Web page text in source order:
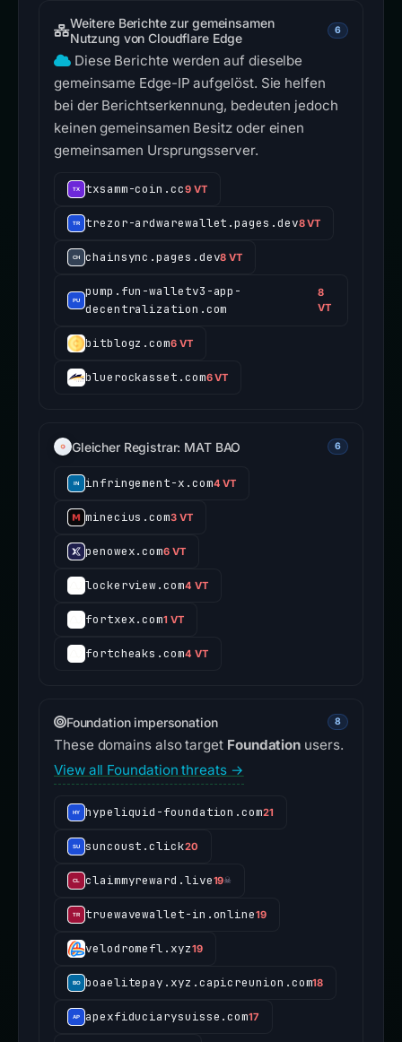
Weitere Berichte zur gemeinsamen
Nutzung von Cloudflare Edge
6
Diese Berichte werden auf dieselbe
gemeinsame Edge-IP aufgelöst. Sie helfen
bei der Berichtserkennung, bedeuten jedoch
keinen gemeinsamen Besitz oder einen
gemeinsamen Ursprungsserver.
txsamm-coin.cc9 VT
trezor-ardwarewallet.pages.dev8 VT
chainsync.pages.dev8 VT
pump.fun-walletv3-app-
decentralization.com
8
VT
bitblogz.com6 VT
bluerockasset.com6 VT
Gleicher Registrar: MAT BAO 6
infringement-x.com4 VT
minecius.com3 VT
penowex.com6 VT
lockerview.com4 VT
fortxex.com1 VT
fortcheaks.com4 VT
Foundation impersonation 8
These domains also target Foundation users.
View all Foundation threats →
hypeliquid-foundation.com21
suncoust.click20
claimmyreward.live19☠
truewavewallet-in.online19
velodromefl.xyz19
boaelitepay.xyz.capicreunion.com18
apexfiduciarysuisse.com17